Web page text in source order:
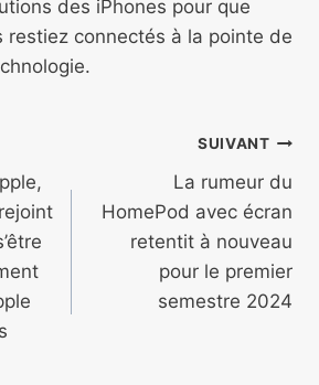
des iPhones pour que
restiez connectés à la pointe de
SUIVANT
La rumeur du
HomePod avec écran
retentit à nouveau
pour le premier
semestre 2024